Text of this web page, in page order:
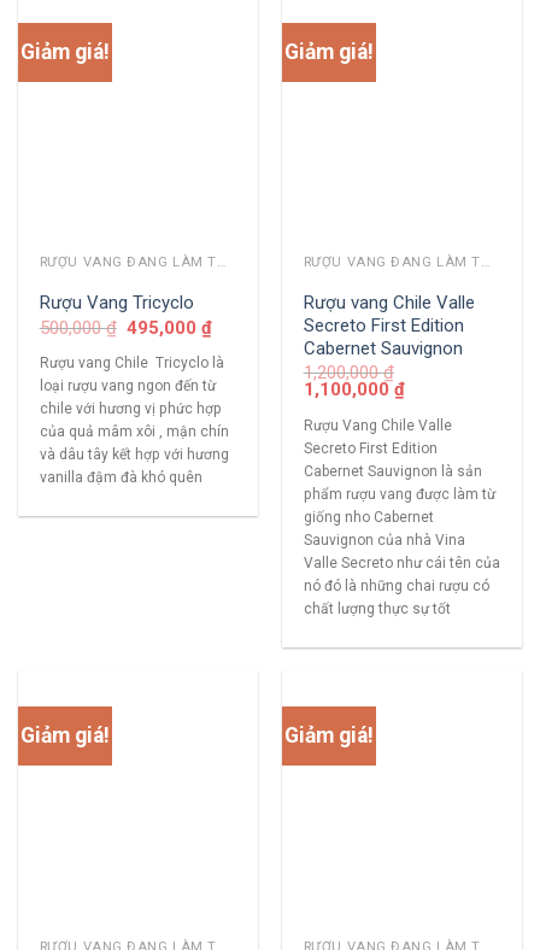
Giảm giá!
RƯỢU VANG ĐANG LÀM THỊ TRƯỜNG
Rượu Vang Tricyclo
500,000₫ 495,000₫
Rượu vang Chile Tricyclo là
loại rượu vang ngon đến từ
chile với hương vị phức hợp
của quả mâm xôi , mận chín
và dâu tây kết hợp với hương
vanilla đậm đà khó quên
Giảm giá!
RƯỢU VANG ĐANG LÀM THỊ TRƯỜNG
Rượu vang Chile Valle
Secreto First Edition
Cabernet Sauvignon
1,200,000₫
1,100,000 ₫
Rượu Vang Chile Valle
Secreto First Edition
Cabernet Sauvignon là sản
phẩm rượu vang được làm từ
giống nho Cabernet
Sauvignon của nhà Vina
Valle Secreto như cái tên của
nó đó là những chai rượu có
chất lượng thực sự tốt
Giảm giá! Giảm giá!